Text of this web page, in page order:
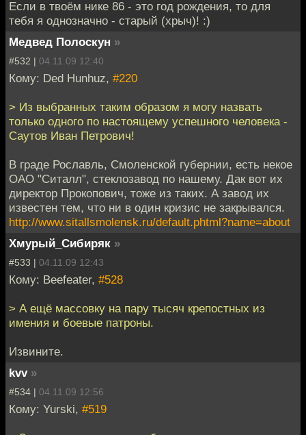
Если в твоём нике 86 - это год рождения, то для
тебя я однозначно - старый (хрыч)! :)
Медвед Полоскун »
#532 | 04.11.09 12:40
Кому: Ded Hunhuz, #220
> Из выбранных таким образом я могу назвать
только одного по настоящему успешного человека -
Саутов Иван Петрович!
В граде Рославль, Смоленской губернии, есть некое
ОАО "Ситалл", стеклозавод по нашему. Дак вот их
директор Прокопович, тоже из таких. А завод их
известен тем, что ни в один кризис не закрывался.
http://www.sitallsmolensk.ru/default.phtml?name=about
Хмурый_Сибиряк »
#533 | 04.11.09 12:43
Кому: Beefeater, #528
> А ещё массовку на пару тысяч крепостных из
имения и боевые патроны.
Извините.
kvv »
#534 | 04.11.09 12:56
Кому: Yurski, #519